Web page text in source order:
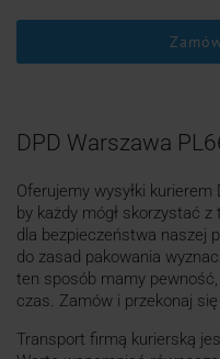
DPD Warszawa
Oferujemy wysyłki
by każdy mógł skorzystać
dla bezpieczeństwa naszej
do zasad pakowania
ten sposób mamy
czas. Zamów i przekonaj
Transport firmą kurierską